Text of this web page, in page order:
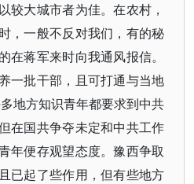
较大城市者为佳。在农村，
，一般不反对我们，有的秘
在蒋军来时向我通风报信。
一批干部，且可打通与当地
地方知识青年都要求到中共
在国共争夺未定和中共工作
年便存观望态度。豫西争取
已起了些作用，但有些地方